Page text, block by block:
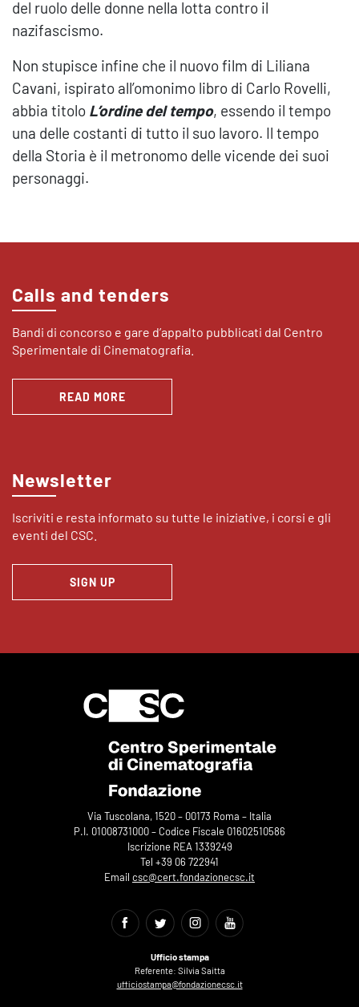
del ruolo delle donne nella lotta contro il
nazifascismo.
Non stupisce infine che il nuovo film di Liliana
Cavani, ispirato all’omonimo libro di Carlo Rovelli,
abbia titolo L’ordine del tempo, essendo il tempo
una delle costanti di tutto il suo lavoro. Il tempo
della Storia è il metronomo delle vicende dei suoi
personaggi.
Calls and tenders
Bandi di concorso e gare d’appalto pubblicati dal Centro
Sperimentale di Cinematografia.
READ MORE
Newsletter
Iscriviti e resta informato su tutte le iniziative, i corsi e gli
eventi del CSC.
SIGN UP
Via Tuscolana, 1520 – 00173 Roma – Italia
P.I. 01008731000 – Codice Fiscale 01602510586
Iscrizione REA 1339249
Tel +39 06 722941
Email csc@cert.fondazionecsc.it
Ufficio stampa
Referente: Silvia Saitta
ufficiostampa@fondazionecsc.it